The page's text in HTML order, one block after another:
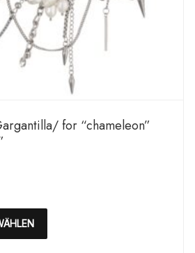
for “chameleon”